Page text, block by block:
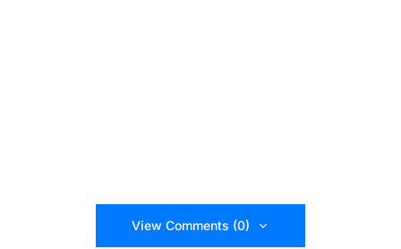
View Comments (0)